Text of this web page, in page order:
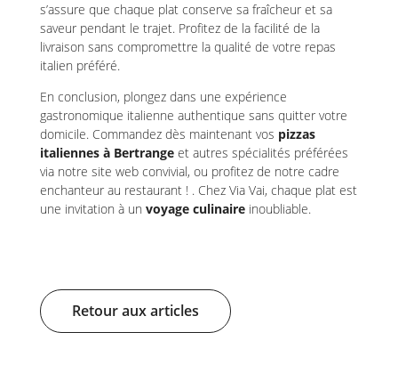
s’assure que chaque plat conserve sa fraîcheur et sa
saveur pendant le trajet. Profitez de la facilité de la
livraison sans compromettre la qualité de votre repas
italien préféré.
En conclusion, plongez dans une expérience
gastronomique italienne authentique sans quitter votre
domicile. Commandez dès maintenant vos pizzas
italiennes à Bertrangeet autres spécialités préférées
via notre site web convivial, ou profitez de notre cadre
enchanteur au restaurant ! . Chez Via Vai, chaque plat est
une invitation à un voyage culinaireinoubliable.
Retour aux articles